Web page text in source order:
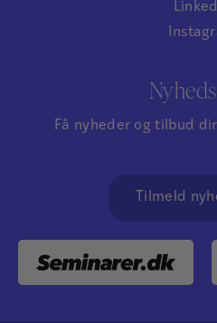
Få nyheder og tilbud
Tilmeld